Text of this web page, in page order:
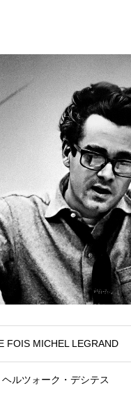
FOIS MICHEL LEGRAND
ルツォーク・デシテス